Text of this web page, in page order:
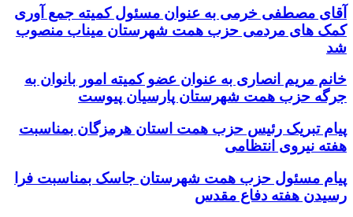
آقای مصطفی خرمی به عنوان مسئول کمیته جمع آوری
کمک های مردمی حزب همت شهرستان میناب منصوب
شد
خانم مریم انصاری به عنوان عضو کمیته امور بانوان به
جرگه حزب همت شهرستان پارسیان پیوست
پیام تبریک رئیس حزب همت استان هرمزگان بمناسبت
هفته نیروی انتظامی
پیام مسئول حزب همت شهرستان جاسک بمناسبت فرا
رسیدن هفته دفاع مقدس